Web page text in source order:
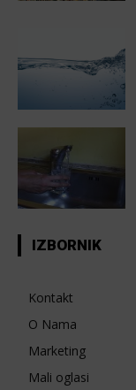
IZBORNIK
Kontakt
O Nama
Marketing
Mali oglasi